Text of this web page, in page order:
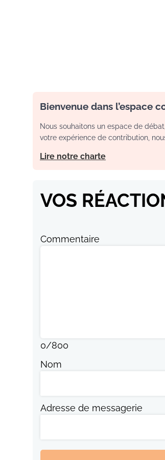
Bienvenue dans l’espace
Nous souhaitons un espace de
votre expérience de contribution,
Lire notre charte
VOS
Commentaire
0/800
Nom
Adresse de messagerie